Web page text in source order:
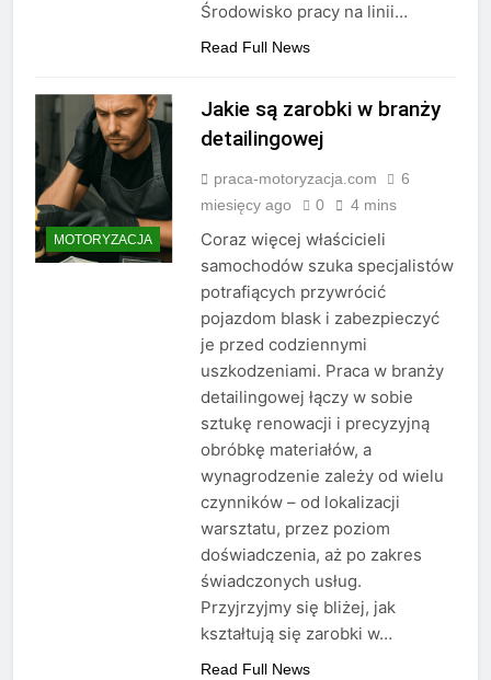
Środowisko pracy na linii…
Read Full News
MOTORYZACJA
Jakie są zarobki w branży
detailingowej
praca-motoryzacja.com
6
miesięcy ago
0 4 mins
Coraz więcej właścicieli
samochodów szuka specjalistów
potrafiących przywrócić
pojazdom blask i zabezpieczyć
je przed codziennymi
uszkodzeniami. Praca w branży
detailingowej łączy w sobie
sztukę renowacji i precyzyjną
obróbkę materiałów, a
wynagrodzenie zależy od wielu
czynników – od lokalizacji
warsztatu, przez poziom
doświadczenia, aż po zakres
świadczonych usług.
Przyjrzyjmy się bliżej, jak
kształtują się zarobki w…
Read Full News